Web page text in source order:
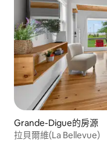
Grande-Digue的房源
拉貝爾維(La Bellevue)